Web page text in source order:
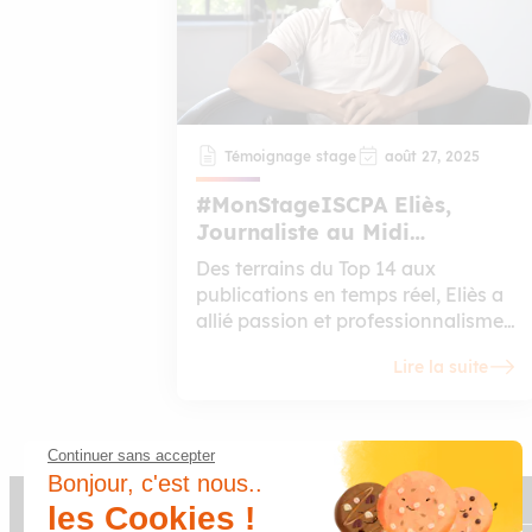
Témoignage stage août 27, 2025
#MonStageISCPA Eliès,
Journaliste au Midi
Olympique
Des terrains du Top 14 aux
publications en temps réel, Eliès a
allié passion et professionnalisme
Olympique. Étudiant en 2ème
rédaction du mythique bi-hebdo
spécialisé rugby, où il a découvert
l’effervescence du desk, les
Lire la suite
Continuer sans accepter
Bonjour, c'est nous..
les Cookies !